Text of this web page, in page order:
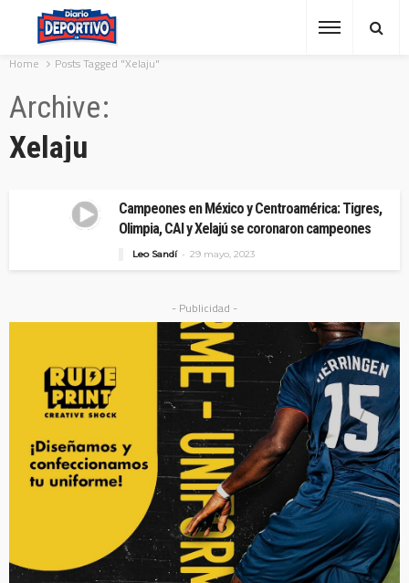
Home Posts Tagged "Xelaju"
Archive
Xelaju
Campeones en México y Centroamérica: Tigres,
Olimpia, CAI y Xelajú se coronaron campeones
Leo Sandí 29 mayo, 2023
- Publicidad -